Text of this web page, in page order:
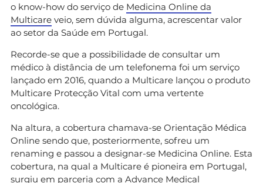
o know-how do serviço de Medicina Online da
Multicare veio, sem dúvida alguma, acrescentar valor
ao setor da Saúde em Portugal.
Recorde-se que a possibilidade de consultar um
médico à distância de um telefonema foi um serviço
lançado em 2016, quando a Multicare lançou o produto
Multicare Protecção Vital com uma vertente
oncológica.
Na altura, a cobertura chamava-se Orientação Médica
Online sendo que, posteriormente, sofreu um
renaming e passou a designar-se Medicina Online. Esta
cobertura, na qual a Multicare é pioneira em Portugal,
surgiu em parceria com a Advance Medical